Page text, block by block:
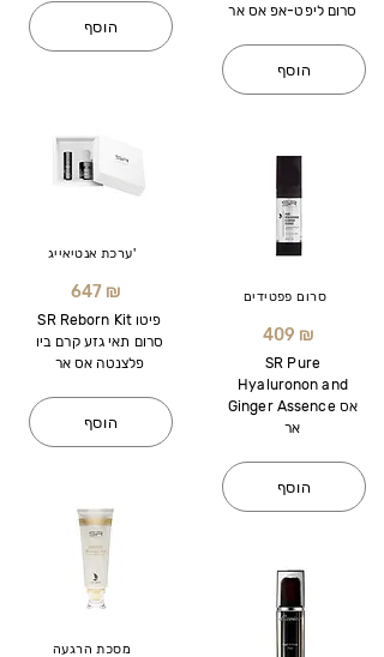
הוסף
ערכת אנטיאייג'
647 ₪
SR Reborn Kit פיטו
סרום תאי גזע קרם ביו
פלצנטה אס אר
הוסף
מסכת הרגעה
סרום ליפט-אפ אס אר
הוסף
סרום פפטידים
409 ₪
SR Pure
Hyaluronon and
Ginger Assence אס
אר
הוסף